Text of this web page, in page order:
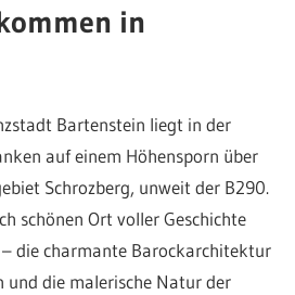
in
Bartenstein liegt in der
auf einem Höhensporn über
Schrozberg, unweit der B290.
schönen Ort voller Geschichte
– die charmante Barockarchitektur
und die malerische Natur der